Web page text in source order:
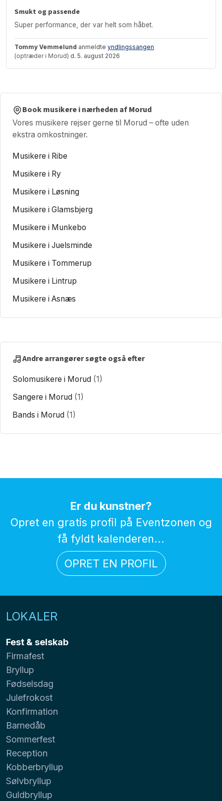
Smukt og passende
Super performance, der var helt som håbet.
Tommy Vemmelund anmeldte yndlingssangen
(optræder i Morud) d. 5. august 2026
Book musikere i nærheden af Morud
Vores musikere rejser gerne til Morud – ofte uden
ekstra omkostninger.
Musikere i Ribe
Musikere i Ry
Musikere i Løsning
Musikere i Glamsbjerg
Musikere i Munkebo
Musikere i Juelsminde
Musikere i Tommerup
Musikere i Lintrup
Musikere i Asnæs
Andre arrangører søgte også efter
Solomusikere i Morud (1)
Sangere i Morud (1)
Bands i Morud (1)
Er du kunstner?
Opret en gratis profil på Eventzonen og
få fyldt kalenderen...
OPRET EN PROFIL
LOKALER
Fest & selskab
Firmafest
Bryllup
Fødselsdag
Julefrokost
Konfirmation
Barnedåb
Sommerfest
Reception
Kobberbryllup
Sølvbryllup
Guldbryllup